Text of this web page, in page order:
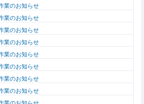
業のお知らせ
業のお知らせ
業のお知らせ
業のお知らせ
業のお知らせ
業のお知らせ
業のお知らせ
業のお知らせ
業のお知らせ